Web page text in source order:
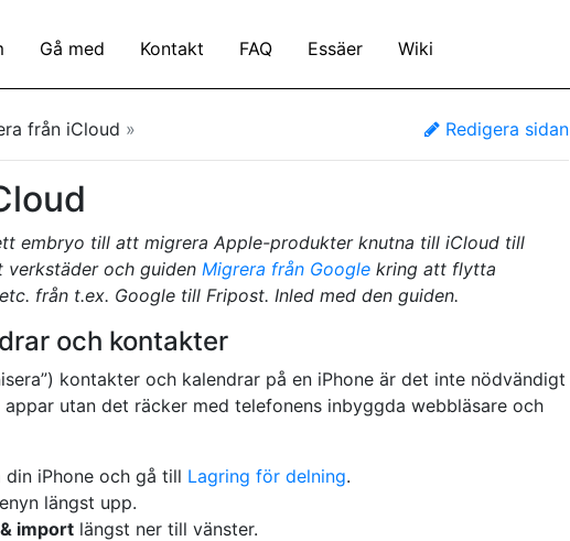
Gå med Kontakt FAQ Essäer Wiki
från iCloud » Redigera sidan
embryo till att migrera Apple-produkter knutna till iCloud till
verkstäder och guiden Migrera från Google kring att flytta
från t.ex. Google till Fripost. Inled med den guiden.
och kontakter
kontakter och kalendrar på en iPhone är det inte nödvändigt
utan det räcker med telefonens inbyggda webbläsare och
din iPhone och gå till Lagring för delning.
längst upp.
import längst ner till vänster.